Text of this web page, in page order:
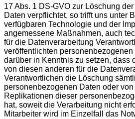
17 Abs. 1 DS-GVO zur Löschung
Daten verpflichtet, so trifft uns unter
verfügbaren Technologie und der
angemessene Maßnahmen, auch
für die Datenverarbeitung
veröffentlichten
darüber in Kenntnis zu setzen, dass
von diesen anderen für die
Verantwortlichen die Löschung
personenbezogenen Daten oder
Replikationen dieser
hat, soweit die Verarbeitung nicht
Mitarbeiter wird im Einzelfall das